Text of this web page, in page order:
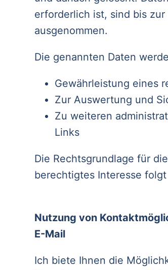
erforderlich ist, sind bis
ausgenommen.
Die genannten Daten
Gewährleistung eines
Zur Auswertung und
Zu weiteren
Links
Die Rechtsgrundlage für
berechtigtes Interesse
Nutzung von
E-Mail
Ich biete Ihnen die